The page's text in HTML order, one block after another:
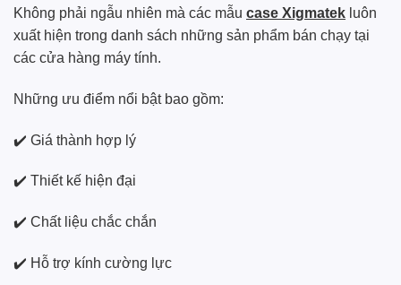
Không phải ngẫu nhiên mà các mẫu case Xigmatek luôn
xuất hiện trong danh sách những sản phẩm bán chạy tại
các cửa hàng máy tính.
Những ưu điểm nổi bật bao gồm:
✔️ Giá thành hợp lý
✔️ Thiết kế hiện đại
✔️ Chất liệu chắc chắn
✔️ Hỗ trợ kính cường lực